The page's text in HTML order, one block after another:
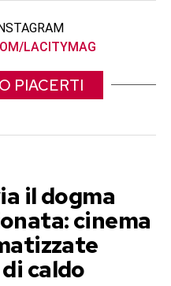
LACITYMAG
PIACERTI
il dogma
cinema
caldo